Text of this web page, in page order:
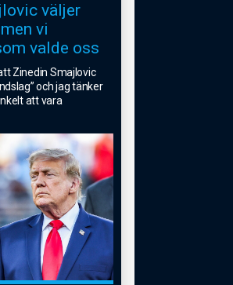
väljer
vi
valde oss
Zinedin Smajlovic
och jag tänker
att vara